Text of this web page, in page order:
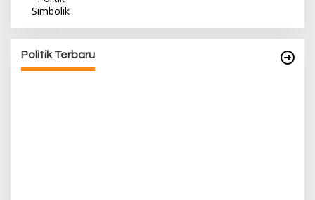
Politik Terbaru
Terima Bantuan Sembako dari Yayasan YNS
Di Berita, Berita Daerah, Ekonomi, Lainnya, Politik